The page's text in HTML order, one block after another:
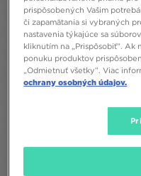
prispôsobených Vašim
či zapamätania si vybraných
nastavenia týkajúce sa
kliknutím na „Prispôsobiť”. Ak
ponuku produktov
„Odmietnuť všetky”. Viac
ochrany osobných údajov.